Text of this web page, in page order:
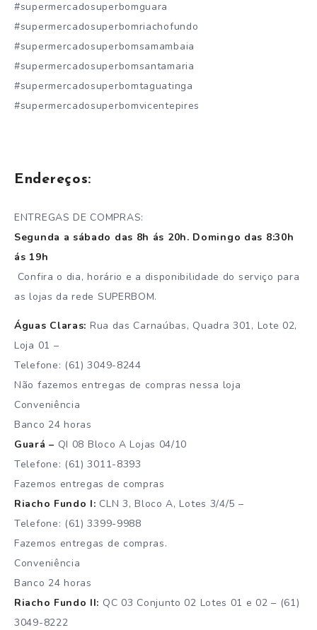
#supermercadosuperbomguara
#supermercadosuperbomriachofundo
#supermercadosuperbomsamambaia
#supermercadosuperbomsantamaria
#supermercadosuperbomtaguatinga
#supermercadosuperbomvicentepires
Endereços:
ENTREGAS DE COMPRAS:
Segunda a sábado das 8h ás 20h. Domingo das 8:30h
ás 19h
Confira o dia, horário e a disponibilidade do serviço para
as lojas da rede SUPERBOM.
Águas Claras: Rua das Carnaúbas, Quadra 301, Lote 02,
Loja 01 –
Telefone: (61) 3049-8244
Não fazemos entregas de compras nessa loja
Conveniência
Banco 24 horas
Guará – QI 08 Bloco A Lojas 04/10
Telefone: (61) 3011-8393
Fazemos entregas de compras
Riacho Fundo I: CLN 3, Bloco A, Lotes 3/4/5 –
Telefone: (61) 3399-9988
Fazemos entregas de compras.
Conveniência
Banco 24 horas
Riacho Fundo II: QC 03 Conjunto 02 Lotes 01 e 02 – (61)
3049-8222